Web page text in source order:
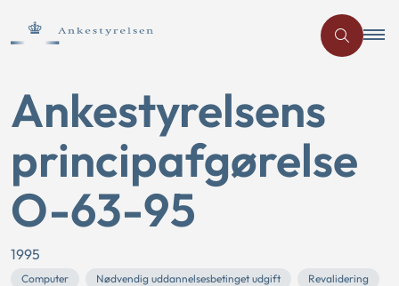
Ankestyrelsens
principafgørelse
O-63-95
1995
Computer Nødvendig uddannelsesbetinget udgift
Revalidering